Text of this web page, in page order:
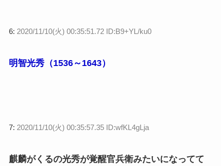
6: 2020/11/10(火) 00:35:51.72 ID:B9+YL/ku0
明智光秀（1536～1643）
7: 2020/11/10(火) 00:35:57.35 ID:wfKL4gLja
麒麟がくるの光秀が覚醒官兵衛みたいになってて